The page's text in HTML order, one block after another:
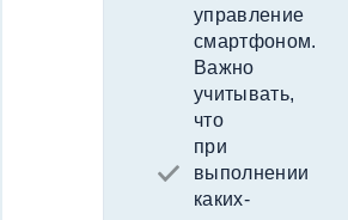
управление
смартфоном.
Важно
учитывать,
что
при
выполнении
каких-